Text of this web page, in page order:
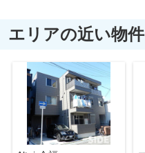
エリアの近い物件